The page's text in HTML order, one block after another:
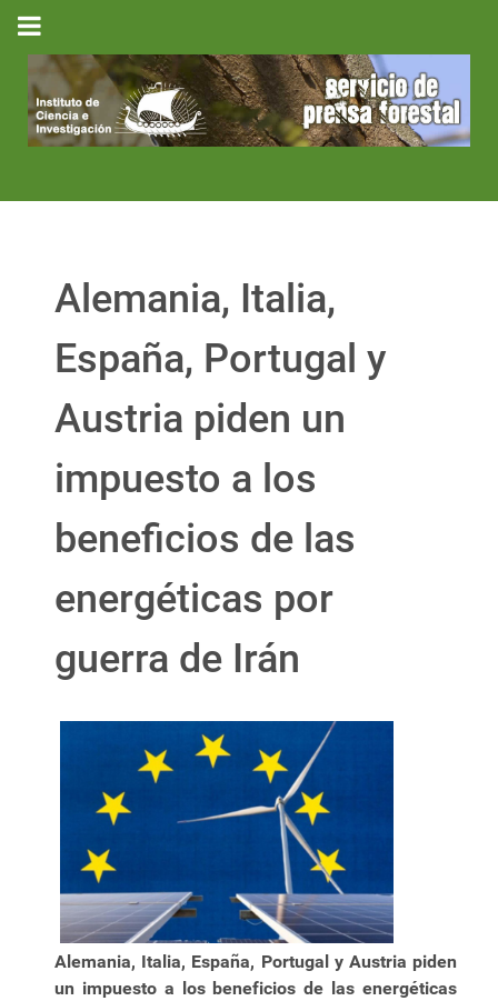
Alemania, Italia,
España, Portugal y
Austria piden un
impuesto a los
beneficios de las
energéticas por
guerra de Irán
Alemania, Italia, España, Portugal y Austria piden
un impuesto a los beneficios de las energéticas